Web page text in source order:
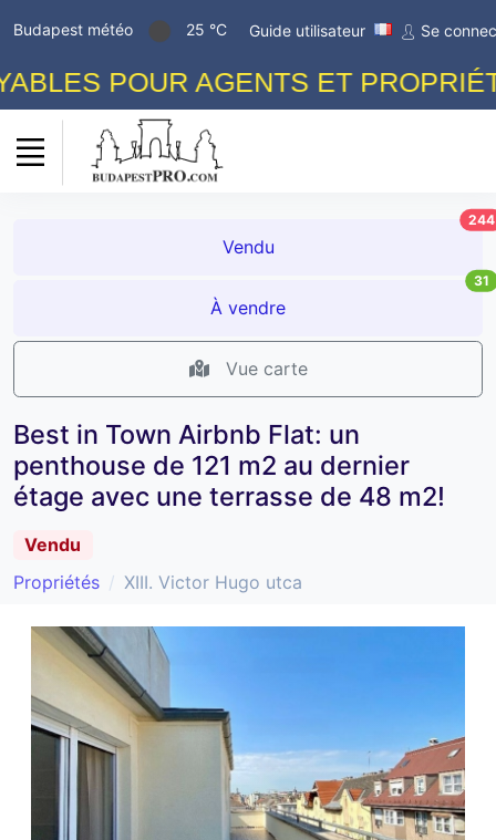
Budapest météo 25 °C Guide utilisateur Se
POUR AGENTS ET
Vendu
244
À vendre
31
Vue carte
Best in Town Airbnb Flat: un
penthouse de 121 m2 au dernier
étage avec une terrasse de 48 m2!
Vendu
Propriétés
XIII. Victor Hugo utca